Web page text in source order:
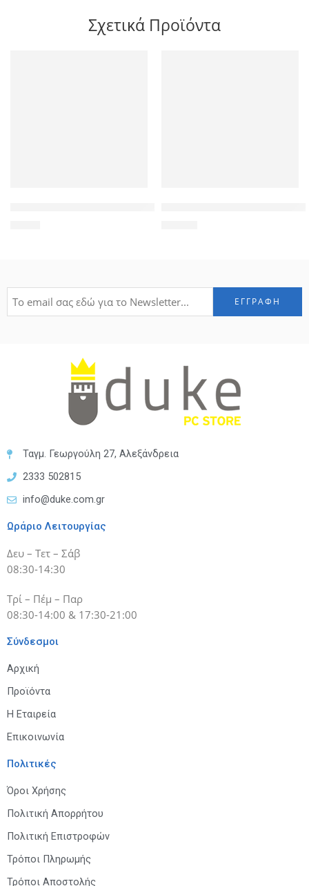
Σχετικά Προϊόντα
Ταγμ. Γεωργούλη 27, Αλεξάνδρεια
2333 502815
info@duke.com.gr
Ωράριο Λειτουργίας
Δευ – Τετ – Σάβ
08:30-14:30
Τρί – Πέμ – Παρ
08:30-14:00 & 17:30-21:00
Σύνδεσμοι
Αρχική
Προϊόντα
Η Εταιρεία
Επικοινωνία
Πολιτικές
Όροι Χρήσης
Πολιτική Απορρήτου
Πολιτική Επιστροφών
Τρόποι Πληρωμής
Τρόποι Αποστολής